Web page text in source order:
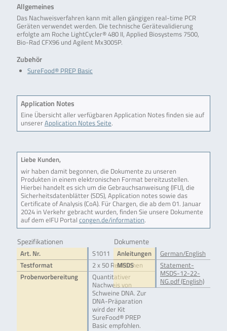
Allgemeines
Das Nachweisverfahren kann mit allen gängigen real-time PCR
Geräten verwendet werden. Die technische Gerätevalidierung
erfolgte am Roche LightCycler® 480 II, Applied Biosystems 7500,
Bio-Rad CFX96 und Agilent Mx3005P.
Zubehör
SureFood® PREP Basic
Application Notes
Eine Übersicht aller verfügbaren Application Notes finden sie auf
unsererApplication Notes Seite.
Liebe Kunden,
wir haben damit begonnen, die Dokumente zu unseren
Produkten in einem elektronischen Format bereitzustellen.
Hierbei handelt es sich um die Gebrauchsanweisung (IFU), die
Sicherheitsdatenblätter (SDS), Application notes sowie das
Certificate of Analysis (CoA). Für Chargen, die ab dem 01. Januar
2024 in Verkehr gebracht wurden, finden Sie unsere Dokumente
auf dem eIFU Portal congen.de/information.
Spezifikationen
Art. Nr.
S1011
Testformat
2 x 50 Reaktionen
Probenvorbereitung
Quantitativer
Nachweis von
Schweine DNA. Zur
DNA-Präparation
wird der Kit
SureFood­® PREP
Basic empfohlen.
Dokumente
Anleitungen
German/English
MSDS
Statement-
MSDS-12-22-
NG.pdf (English)